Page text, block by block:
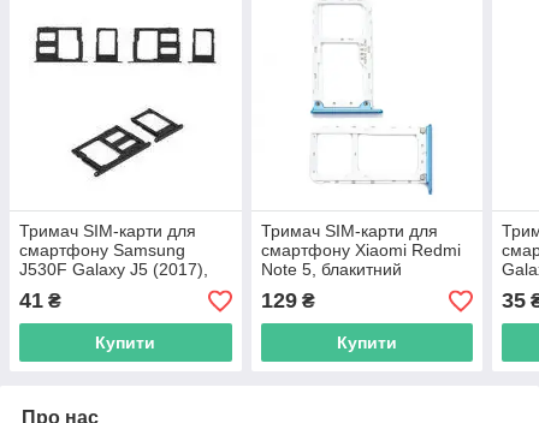
Тримач SIM-карти для
смартфону Samsung
J530F Galaxy J5 (2017),
чорний, 2 шт., З власником
MMC, dual
41 ₴
Купити
Тримач SIM-карти для
смартфону Xiaomi Redmi
Note 5, блакитний
129₴
Купити
2
dual
35
Про нас